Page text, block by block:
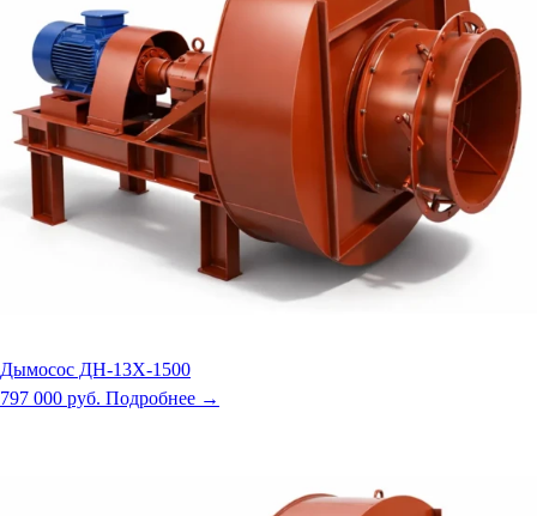
Дымосос ДН-13Х-1500
797 000 руб. Подробнее →